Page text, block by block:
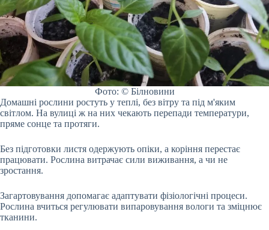
Фото: © Білновини
Домашні рослини ростуть у теплі, без вітру та під м'яким
світлом. На вулиці ж на них чекають перепади температури,
пряме сонце та протяги.
Без підготовки листя одержують опіки, а коріння перестає
працювати. Рослина витрачає сили виживання, а чи не
зростання.
Загартовування допомагає адаптувати фізіологічні процеси.
Рослина вчиться регулювати випаровування вологи та зміцнює
тканини.